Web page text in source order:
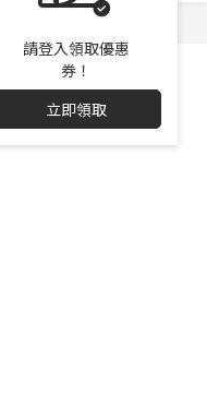
請登入領取優惠
券！
立即領取